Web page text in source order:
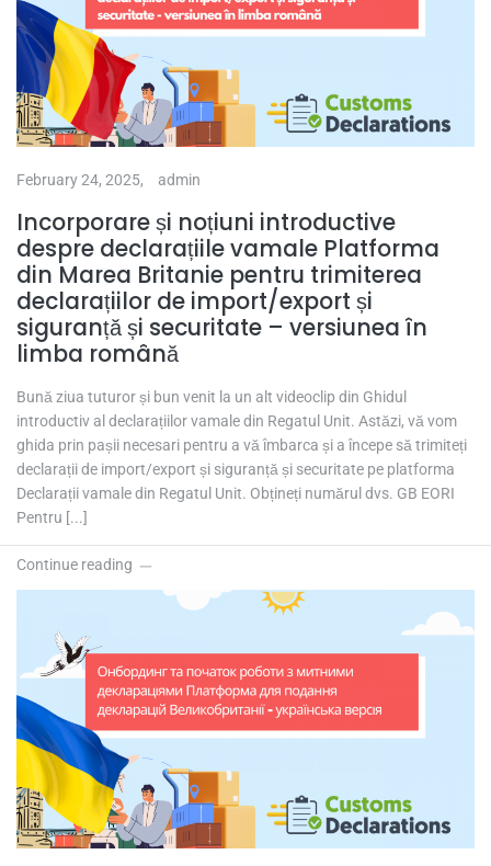
February 24, 2025, admin
Incorporare și noțiuni introductive
despre declarațiile vamale Platforma
din Marea Britanie pentru trimiterea
declarațiilor de import/export și
siguranță și securitate – versiunea în
limba română
Bună ziua tuturor și bun venit la un alt videoclip din Ghidul
introductiv al declarațiilor vamale din Regatul Unit. Astăzi, vă vom
ghida prin pașii necesari pentru a vă îmbarca și a începe să trimiteți
declarații de import/export și siguranță și securitate pe platforma
Declarații vamale din Regatul Unit. Obțineți numărul dvs. GB EORI
Pentru [...]
Continue reading